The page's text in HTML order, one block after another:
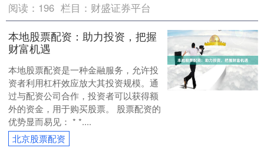
阅读： 196 栏目： 财盛证券平台
本地股票配资：助力投资，把握
财富机遇
本地股票配资是一种金融服务，允许投
资者利用杠杆效应放大其投资规模。通
过与配资公司合作，投资者可以获得额
外的资金，用于购买股票。 股票配资的
优势显而易见： * *....
北京股票配资